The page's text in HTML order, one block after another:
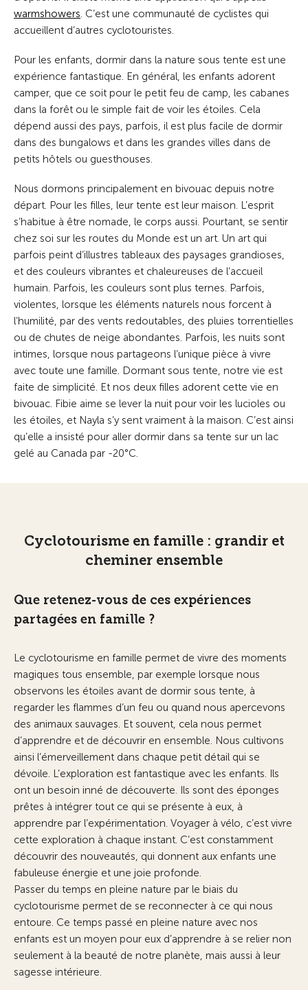
warmshowers. C’est une communauté de cyclistes qui
accueillent d’autres cyclotouristes.
Pour les enfants, dormir dans la nature sous tente est une
expérience fantastique. En général, les enfants adorent
camper, que ce soit pour le petit feu de camp, les cabanes
dans la forêt ou le simple fait de voir les étoiles. Cela
dépend aussi des pays, parfois, il est plus facile de dormir
dans des bungalows et dans les grandes villes dans de
petits hôtels ou guesthouses.
Nous dormons principalement en bivouac depuis notre
départ. Pour les filles, leur tente est leur maison. L’esprit
s’habitue à être nomade, le corps aussi. Pourtant, se sentir
chez soi sur les routes du Monde est un art. Un art qui
parfois peint d’illustres tableaux des paysages grandioses,
et des couleurs vibrantes et chaleureuses de l’accueil
humain. Parfois, les couleurs sont plus ternes. Parfois,
violentes, lorsque les éléments naturels nous forcent à
l’humilité, par des vents redoutables, des pluies torrentielles
ou de chutes de neige abondantes. Parfois, les nuits sont
intimes, lorsque nous partageons l’unique pièce à vivre
avec toute une famille. Dormant sous tente, notre vie est
faite de simplicité. Et nos deux filles adorent cette vie en
bivouac. Fibie aime se lever la nuit pour voir les lucioles ou
les étoiles, et Nayla s’y sent vraiment à la maison. C’est ainsi
qu’elle a insisté pour aller dormir dans sa tente sur un lac
gelé au Canada par -20°C.
Cyclotourisme en famille : grandir et
cheminer ensemble
Que retenez-vous de ces expériences
partagées en famille ?
Le cyclotourisme en famille permet de vivre des moments
magiques tous ensemble, par exemple lorsque nous
observons les étoiles avant de dormir sous tente, à
regarder les flammes d’un feu ou quand nous apercevons
des animaux sauvages. Et souvent, cela nous permet
d’apprendre et de découvrir en ensemble. Nous cultivons
ainsi l’émerveillement dans chaque petit détail qui se
dévoile. L’exploration est fantastique avec les enfants. Ils
ont un besoin inné de découverte. Ils sont des éponges
prêtes à intégrer tout ce qui se présente à eux, à
apprendre par l’expérimentation. Voyager à vélo, c’est vivre
cette exploration à chaque instant. C’est constamment
découvrir des nouveautés, qui donnent aux enfants une
fabuleuse énergie et une joie profonde.
Passer du temps en pleine nature par le biais du
cyclotourisme permet de se reconnecter à ce qui nous
entoure. Ce temps passé en pleine nature avec nos
enfants est un moyen pour eux d’apprendre à se relier non
seulement à la beauté de notre planète, mais aussi à leur
sagesse intérieure.